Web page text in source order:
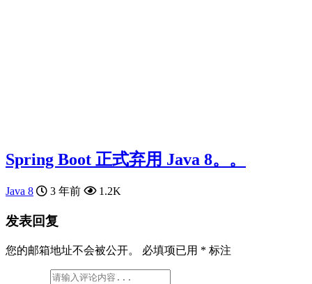
Spring Boot 正式弃用 Java 8。。
Java 8 3 年前 1.2K
发表回复
您的邮箱地址不会被公开。 必填项已用 * 标注